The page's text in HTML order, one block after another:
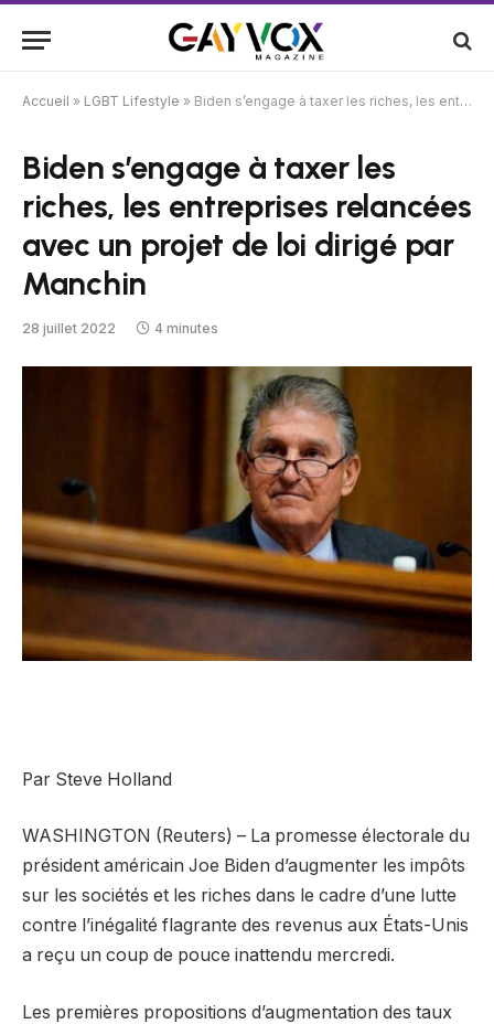
Accueil » LGBT Lifestyle » Biden s’engage à taxer les riches, les entreprises relancées avec un projet de loi dirigé par Manchin
Biden s’engage à taxer les
riches, les entreprises relancées
avec un projet de loi dirigé par
Manchin
28 juillet 2022 4 minutes
Par Steve Holland
WASHINGTON (Reuters) – La promesse électorale du
président américain Joe Biden d’augmenter les impôts
sur les sociétés et les riches dans le cadre d’une lutte
contre l’inégalité flagrante des revenus aux États-Unis
a reçu un coup de pouce inattendu mercredi.
Les premières propositions d’augmentation des taux